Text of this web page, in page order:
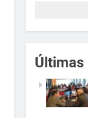
Últimas